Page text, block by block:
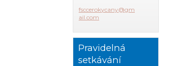
fsccerokycany@gm
ail.com
Pravidelná
setkávání